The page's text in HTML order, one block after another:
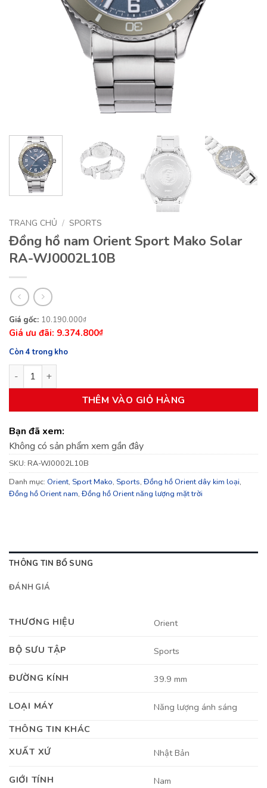
TRANG CHỦ / SPORTS
Đồng hồ nam Orient Sport Mako Solar
RA-WJ0002L10B
10.190.000₫
Giá
gốc
là:
10.190.000₫.
9.374.800₫
Giá
hiện
tại
là:
9.374.800₫.
Còn 4 trong kho
Đồng hồ nam Orient Sport Mako Solar RA-WJ0002L10B số
THÊM VÀO GIỎ HÀNG
Bạn đã xem:
Không có sản phẩm xem gần đây
SKU: RA-WJ0002L10B
Danh mục: Orient, Sport Mako, Sports, Đồng hồ Orient dây kim loại,
Đồng hồ Orient nam, Đồng hồ Orient năng lượng mặt trời
THÔNG TIN BỔ SUNG
ĐÁNH GIÁ
THƯƠNG HIỆU Orient
BỘ SƯU TẬP Sports
ĐƯỜNG KÍNH 39.9 mm
LOẠI MÁY
Năng lượng ánh sáng
THÔNG TIN KHÁC
XUẤT XỨ
Nhật Bản
GIỚI TÍNH Nam